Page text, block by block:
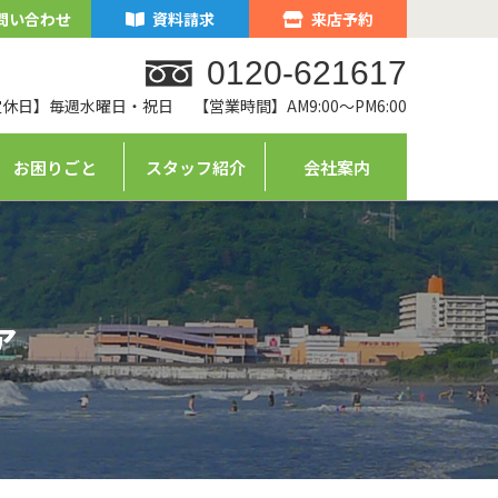
い合わせ 資料請求 来店予約
0120-621617
日】毎週水曜日・祝日 【営業時間】AM9:00～PM6:00
お困りごと スタッフ紹介 会社案内